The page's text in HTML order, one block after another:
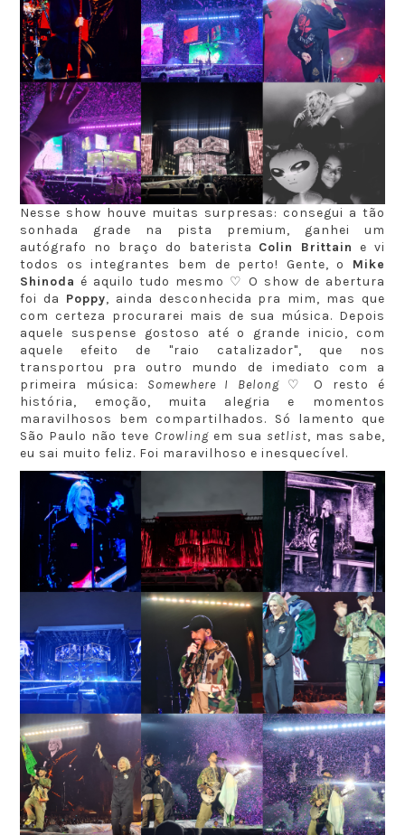
Nesse show houve muitas surpresas: consegui a tão
sonhada grade na pista premium, ganhei um
autógrafo no braço do baterista Colin Brittain
e vi
todos os integrantes bem de perto! Gente, o Mike
Shinoda é aquilo tudo mesmo ♡ O show de abertura
foi da Poppy, ainda desconhecida pra mim, mas que
com certeza procurarei mais de sua música. Depois
aquele suspense gostoso até o grande inicio, com
aquele efeito de "raio catalizador", que nos
transportou pra outro mundo de imediato com a
primeira música: Somewhere I Belong♡ O resto é
história, emoção, muita alegria e momentos
maravilhosos bem compartilhados. Só lamento que
São Paulo não teve Crowlingem sua setlist, mas sabe,
eu sai muito feliz. Foi maravilhoso e inesquecível.